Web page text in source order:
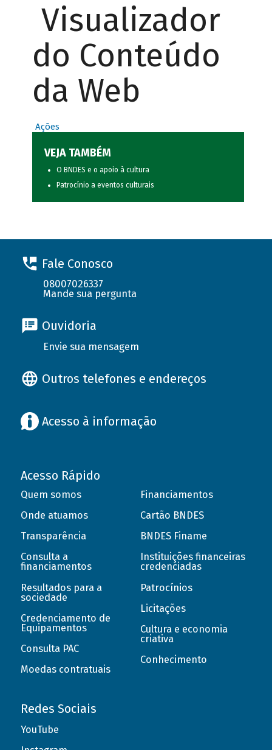
Visualizador
do Conteúdo
da Web
Ações
VEJA TAMBÉM
O BNDES e o apoio à cultura
Patrocínio a eventos culturais
Fale Conosco
08007026337
Mande sua pergunta
Ouvidoria
Envie sua mensagem
Outros telefones e endereços
Acesso à informação
Acesso Rápido
Quem somos
Onde atuamos
Transparência
Consulta a
financiamentos
Resultados para a
sociedade
Credenciamento de
Equipamentos
Consulta PAC
Moedas contratuais
Financiamentos
Cartão BNDES
BNDES Finame
Instituições financeiras
credenciadas
Patrocínios
Licitações
Cultura e economia
criativa
Conhecimento
Redes Sociais
YouTube